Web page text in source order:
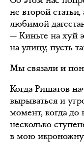
не второй
любимой
— Киньте на хуй
на улицу, пусть
Мы связали и
Когда Ришатов
вырываться и
момент, когда до
несколько
в мою